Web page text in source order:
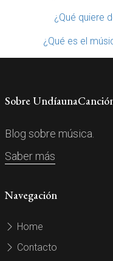
¿Qué quiere
¿Qué es el
Sobre
Blog sobre música.
Saber más
Navegación
Home
Contacto